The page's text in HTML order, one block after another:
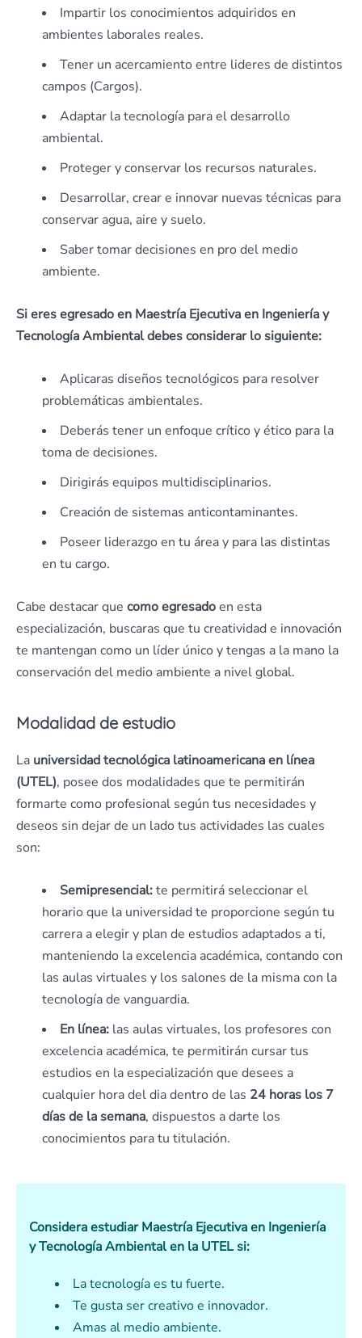
Impartir los conocimientos adquiridos en
ambientes laborales reales.
Tener un acercamiento entre lideres de distintos
campos (Cargos).
Adaptar la tecnología para el desarrollo
ambiental.
Proteger y conservar los recursos naturales.
Desarrollar, crear e innovar nuevas técnicas para
conservar agua, aire y suelo.
Saber tomar decisiones en pro del medio
ambiente.
Si eres egresado en Maestría Ejecutiva en Ingeniería y
Tecnología Ambiental debes considerar lo siguiente:
Aplicaras diseños tecnológicos para resolver
problemáticas ambientales.
Deberás tener un enfoque crítico y ético para la
toma de decisiones.
Dirigirás equipos multidisciplinarios.
Creación de sistemas anticontaminantes.
Poseer liderazgo en tu área y para las distintas
en tu cargo.
Cabe destacar que como egresadoen esta
especialización, buscaras que tu creatividad e innovación
te mantengan como un líder único y tengas a la mano la
conservación del medio ambiente a nivel global.
Modalidad de estudio
La universidad tecnológica latinoamericana en línea
(UTEL), posee dos modalidades que te permitirán
formarte como profesional según tus necesidades y
deseos sin dejar de un lado tus actividades las cuales
son:
Semipresencial:te permitirá seleccionar el
horario que la universidad te proporcione según tu
carrera a elegir y plan de estudios adaptados a ti,
manteniendo la excelencia académica, contando con
las aulas virtuales y los salones de la misma con la
tecnología de vanguardia.
En línea: las aulas virtuales, los profesores con
excelencia académica, te permitirán cursar tus
estudios en la especialización que desees a
cualquier hora del dia dentro de las 24 horas los 7
días de la semana, dispuestos a darte los
conocimientos para tu titulación.
Considera estudiar Maestría Ejecutiva en Ingeniería
y Tecnología Ambiental en la UTEL si:
La tecnología es tu fuerte.
Te gusta ser creativo e innovador.
Amas al medio ambiente.